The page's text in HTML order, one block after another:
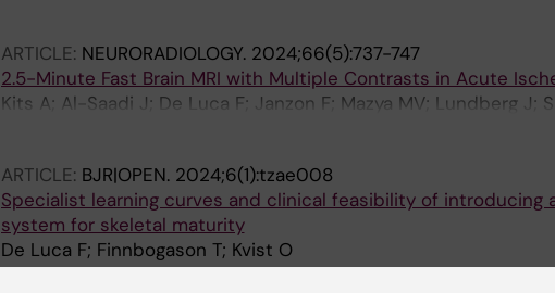
ARTICLE: NEURORADIOLOGY. 2024;66(5):737-747
2.5-Minute Fast Brain MRI with Multiple Contrasts in Acute
Kits A; Al-Saadi J; De Luca F; Janzon F; Mazya MV; Lundberg J;
ARTICLE: BJR|OPEN. 2024;6(1):tzae008
Specialist learning curves and clinical feasibility of introducing
system for skeletal maturity
De Luca F; Finnbogason T; Kvist O